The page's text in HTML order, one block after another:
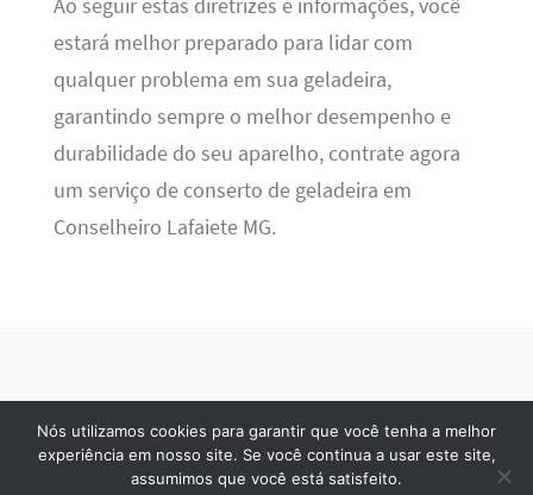
Ao seguir estas diretrizes e informações, você
estará melhor preparado para lidar com
qualquer problema em sua geladeira,
garantindo sempre o melhor desempenho e
durabilidade do seu aparelho, contrate agora
um serviço de conserto de geladeira em
Conselheiro Lafaiete MG.
· 2026 © Todos os direitos reservados
Nós utilizamos cookies para garantir que você tenha a melhor
experiência em nosso site. Se você continua a usar este site,
assumimos que você está satisfeito.